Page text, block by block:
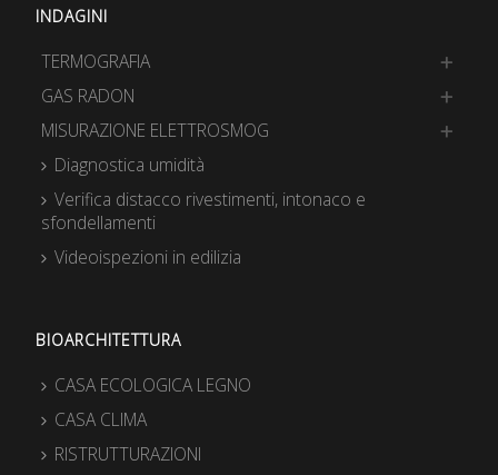
INDAGINI
TERMOGRAFIA
GAS RADON
MISURAZIONE ELETTROSMOG
Diagnostica umidità
Verifica distacco rivestimenti, intonaco e
sfondellamenti
Videoispezioni in edilizia
BIOARCHITETTURA
CASA ECOLOGICA LEGNO
CASA CLIMA
RISTRUTTURAZIONI